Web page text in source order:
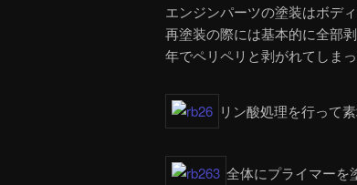
エンジンパーツの塗装はボデ
再塗装の際には基本的に全部
年でペリペリと剥がれてしまっ
リン酸処理を行って
全体にプライマーを